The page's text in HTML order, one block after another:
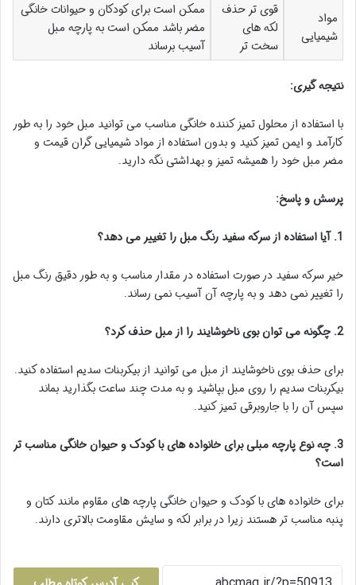
مواد
شیمیایی
قوی تر حذف
لکه های
سخت تر
ممکن است برای کودکان و حیوانات خانگی
مضر باشد ممکن است به پارچه مبل
آسیب برساند
نتیجه گیری:
با استفاده از محلول تمیز کننده خانگی مناسب می توانید مبل خود را به طور
کارآمد و ایمن تمیز کنید و بدون استفاده از مواد شیمیایی گران قیمت و
مضر مبل خود را همیشه تمیز و بهداشتی نگه دارید.
پرسش و پاسخ:
1. آیا استفاده از سرکه سفید رنگ مبل را تغییر می دهد؟
خیر سرکه سفید در صورت استفاده در مقدار مناسب و به طور دقیق رنگ مبل
را تغییر نمی دهد و به پارچه آن آسیب نمی رساند.
2. چگونه می توان بوی ناخوشایند را از مبل حذف کرد؟
برای حذف بوی ناخوشایند از مبل می توانید از بیکربنات سدیم استفاده کنید.
بیکربنات سدیم را روی مبل بپاشید و به مدت چند ساعت بگذارید بماند
سپس آن را با جاروبرقی تمیز کنید.
3. چه نوع پارچه مبلی برای خانواده های با کودک و حیوان خانگی مناسب تر
است؟
برای خانواده های با کودک و حیوان خانگی پارچه های مقاوم مانند کتان و
پنبه مناسب تر هستند زیرا در برابر لکه و سایش مقاومت بالاتری دارند.